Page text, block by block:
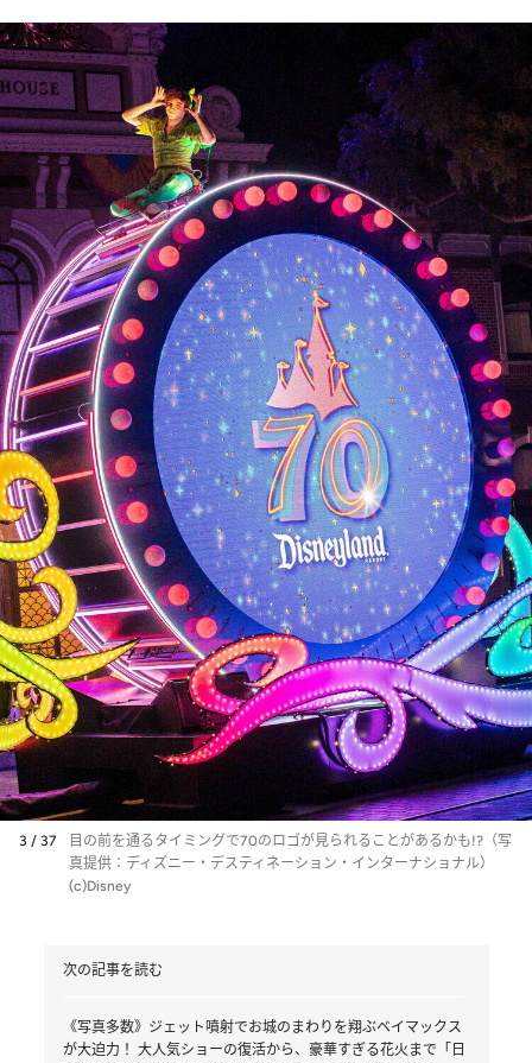
3 / 37
目の前を通るタイミングで70のロゴが見られることがあるかも!?（写
真提供：ディズニー・デスティネーション・インターナショナル）
(c)Disney
次の記事を読む
《写真多数》ジェット噴射でお城のまわりを翔ぶベイマックス
が大迫力！ 大人気ショーの復活から、豪華すぎる花火まで「日